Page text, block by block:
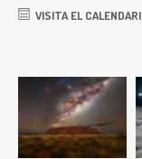
VISITA EL